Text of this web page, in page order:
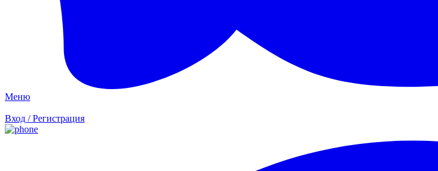
Меню
Вход / Регистрация